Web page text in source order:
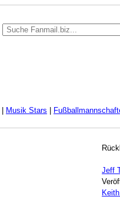
Musik Stars
Jeff